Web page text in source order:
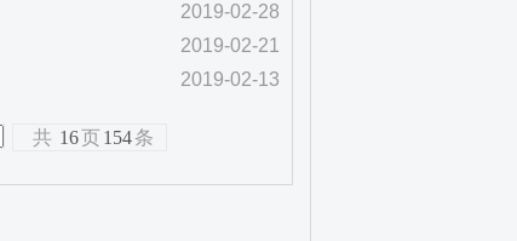
2019-02-28
2019-02-21
2019-02-13
共 16页 154条